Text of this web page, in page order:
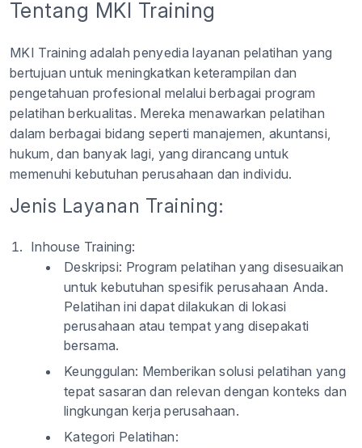
Tentang MKI Training
MKI Training adalah penyedia layanan pelatihan yang
bertujuan untuk meningkatkan keterampilan dan
pengetahuan profesional melalui berbagai program
pelatihan berkualitas. Mereka menawarkan pelatihan
dalam berbagai bidang seperti manajemen, akuntansi,
hukum, dan banyak lagi, yang dirancang untuk
memenuhi kebutuhan perusahaan dan individu.
Jenis Layanan Training:
Inhouse Training:
Deskripsi: Program pelatihan yang disesuaikan
untuk kebutuhan spesifik perusahaan Anda.
Pelatihan ini dapat dilakukan di lokasi
perusahaan atau tempat yang disepakati
bersama.
Keunggulan: Memberikan solusi pelatihan yang
tepat sasaran dan relevan dengan konteks dan
lingkungan kerja perusahaan.
Kategori Pelatihan: